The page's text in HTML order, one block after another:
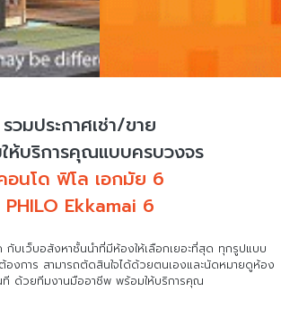
รวมประกาศเช่า/ขาย
ห้บริการคุณแบบครบวงจร
อนโด ฟิโล เอกมัย 6
PHILO Ekkamai 6
บเว็บอสังหาชั้นนำที่มีห้องให้เลือกเยอะที่สุด ทุกรูปแบบ
องการ สามารถตัดสินใจได้ด้วยตนเองและนัดหมายดูห้อง
ที ด้วยทีมงานมืออาชีพ พร้อมให้บริการคุณ